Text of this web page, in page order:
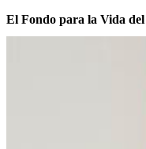
El Fondo para la Vida